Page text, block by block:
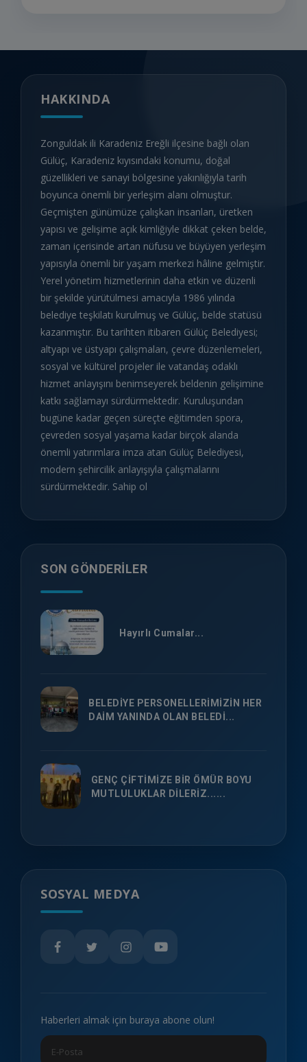
HAKKINDA
Zonguldak ili Karadeniz Ereğli ilçesine bağlı olan
Gülüç, Karadeniz kıyısındaki konumu, doğal
güzellikleri ve sanayi bölgesine yakınlığıyla tarih
boyunca önemli bir yerleşim alanı olmuştur.
Geçmişten günümüze çalışkan insanları, üretken
yapısı ve gelişime açık kimliğiyle dikkat çeken belde,
zaman içerisinde artan nüfusu ve büyüyen yerleşim
yapısıyla önemli bir yaşam merkezi hâline gelmiştir.
Yerel yönetim hizmetlerinin daha etkin ve düzenli
bir şekilde yürütülmesi amacıyla 1986 yılında
belediye teşkilatı kurulmuş ve Gülüç, belde statüsü
kazanmıştır. Bu tarihten itibaren Gülüç Belediyesi;
altyapı ve üstyapı çalışmaları, çevre düzenlemeleri,
sosyal ve kültürel projeler ile vatandaş odaklı
hizmet anlayışını benimseyerek beldenin gelişimine
katkı sağlamayı sürdürmektedir. Kuruluşundan
bugüne kadar geçen süreçte eğitimden spora,
çevreden sosyal yaşama kadar birçok alanda
önemli yatırımlara imza atan Gülüç Belediyesi,
modern şehircilik anlayışıyla çalışmalarını
sürdürmektedir. Sahip ol
SON GÖNDERILER
Hayırlı Cumalar...
BELEDİYE PERSONELLERİMİZİN HER
DAİM YANINDA OLAN BELEDİ...
GENÇ ÇİFTİMİZE BİR ÖMÜR BOYU
MUTLULUKLAR DİLERİZ......
SOSYAL MEDYA
Haberleri almak için buraya abone olun!